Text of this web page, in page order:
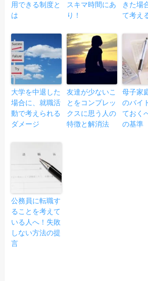
用できる制度と
は
スキマ時間にあ
り！
きた場
て考え
大学を中退した
場合に、就職活
動で考えられる
ダメージ
友達が少ないこ
とをコンプレッ
クスに思う人の
特徴と解消法
母子家
のバイ
ておく
の基準
公務員に転職す
ることを考えて
いる人へ！失敗
しない方法の提
言